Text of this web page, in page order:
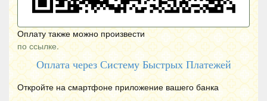
Оплату также можно произвести
по ссылке.
Оплата через Систему Быстрых Платежей
Откройте на смартфоне приложение вашего банка